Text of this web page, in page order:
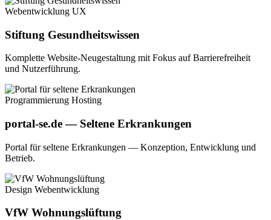
Webentwicklung UX
Stiftung Gesundheitswissen
Komplette Website-Neugestaltung mit Fokus auf Barrierefreiheit
und Nutzerführung.
Programmierung Hosting
portal-se.de — Seltene Erkrankungen
Portal für seltene Erkrankungen — Konzeption, Entwicklung und
Betrieb.
Design Webentwicklung
VfW Wohnungslüftung